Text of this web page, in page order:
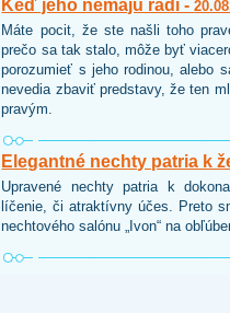
Keď jeho nemajú radi -
Máte pocit, že ste našli toho
prečo sa tak stalo, môže byť
porozumieť s jeho rodinou, alebo
nevedia zbaviť predstavy, že ten
pravým.
Elegantné nechty patria k
Upravené nechty patria k
líčenie, či atraktívny účes. Preto
nechtového salónu „Ivon“ na